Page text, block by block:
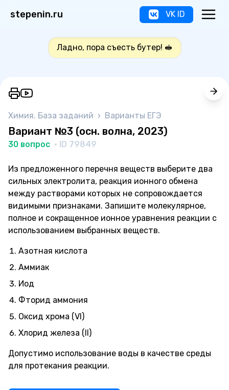
stepenin.ru VK ID
Ладно, пора съесть бутер! 🥪
Химия. База заданий › Варианты ЕГЭ
Вариант №3 (осн. волна, 2023)
30 вопрос · ID 79849
Из предложенного перечня веществ выберите два
сильных электролита, реакция ионного обмена
между растворами которых не сопровождается
видимыми признаками. Запишите молекулярное,
полное и сокращенное ионное уравнения реакции с
использованием выбранных веществ.
Азотная кислота
Аммиак
Иод
Фторид аммония
Оксид хрома (VI)
Хлорид железа (II)
Допустимо использование воды в качестве среды
для протекания реакции.